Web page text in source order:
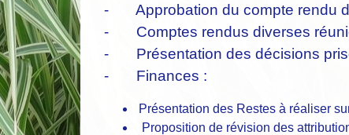
- Approbation du compte rendu
- Comptes rendus diverses
- Présentation des décisions
- Finances :
Présentation des Restes à réaliser
Proposition de révision des